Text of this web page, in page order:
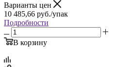
Варианты цен
10 485,66 руб./упак
Подробности
В корзину